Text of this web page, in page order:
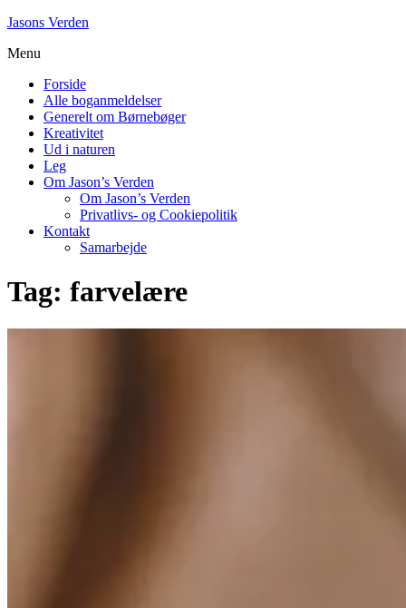
Skip
content
Jasons Verden
Menu
Forside
Alle boganmeldelser
Generelt om Børnebøger
Kreativitet
Ud i naturen
Leg
Om Jason’s Verden
Om Jason’s Verden
Privatlivs- og Cookiepolitik
Kontakt
Samarbejde
Tag: farvelære